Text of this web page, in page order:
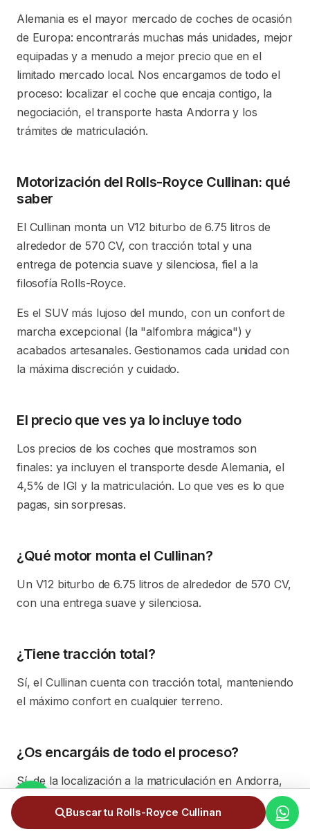
Alemania es el mayor mercado de coches de ocasión
de Europa: encontrarás muchas más unidades, mejor
equipadas y a menudo a mejor precio que en el
limitado mercado local. Nos encargamos de todo el
proceso: localizar el coche que encaja contigo, la
negociación, el transporte hasta Andorra y los
trámites de matriculación.
Motorización del Rolls-Royce Cullinan: qué
saber
El Cullinan monta un V12 biturbo de 6.75 litros de
alrededor de 570 CV, con tracción total y una
entrega de potencia suave y silenciosa, fiel a la
filosofía Rolls-Royce.
Es el SUV más lujoso del mundo, con un confort de
marcha excepcional (la "alfombra mágica") y
acabados artesanales. Gestionamos cada unidad con
la máxima discreción y cuidado.
El precio que ves ya lo incluye todo
Los precios de los coches que mostramos son
finales: ya incluyen el transporte desde Alemania, el
4,5% de IGI y la matriculación. Lo que ves es lo que
pagas, sin sorpresas.
¿Qué motor monta el Cullinan?
Un V12 biturbo de 6.75 litros de alrededor de 570 CV,
con una entrega suave y silenciosa.
¿Tiene tracción total?
Sí, el Cullinan cuenta con tracción total, manteniendo
el máximo confort en cualquier terreno.
¿Os encargáis de todo el proceso?
Sí, de la localización a la matriculación en Andorra,
con transporte especializado y total discreción.
Buscar tu Rolls-Royce Cullinan